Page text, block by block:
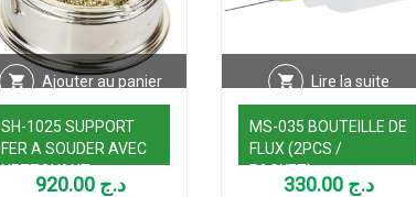
Ajouter au panier
SH-1025 SUPPORT
FER A SOUDER AVEC
NETTOYANT
د.ج 920.00
Lire la suite
MS-035 BOUTEILLE DE
FLUX (2PCS /
PACKET)
د.ج 330.00